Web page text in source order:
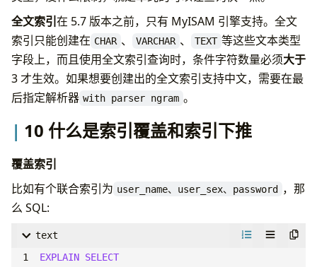
全文索引 在 5.7 版本之前，只有 MyISAM 引擎支持。全文
索引只能创建在 CHAR 、 VARCHAR 、 TEXT 等这些文本类型
字段上，而且使用全文索引查询时，条件字符数量必须大于
3 才生效。如果想要创建出的全文索引支持中文，需要在最
后指定解析器 with parser ngram 。
10 什么是索引覆盖和索引下推
覆盖索引
比如有个联合索引为 user_name、user_sex、password ，那
么 SQL:
text
EXPLAIN SELECT